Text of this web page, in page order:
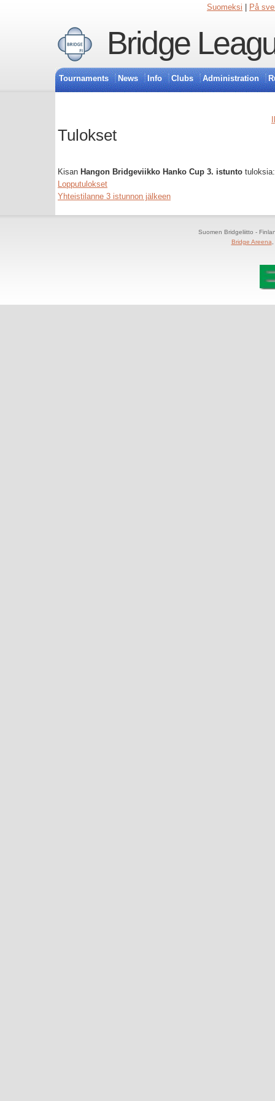
Suomeksi På
Bridge
Tournaments News Info Clubs Administration
Tulokset
Kisan Hangon Bridgeviikko Hanko Cup 3. istunto tuloksia:
Lopputulokset
Yhteistilanne 3 istunnon jälkeen
Suomen Bridgeliitto -
Bridge Areena